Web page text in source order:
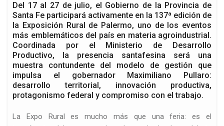
Del 17 al 27 de julio, el Gobierno de la Provincia de
Santa Fe participará activamente en la 137ª edición de
la Exposición Rural de Palermo, uno de los eventos
más emblemáticos del país en materia agroindustrial.
Coordinada por el Ministerio de Desarrollo
Productivo, la presencia santafesina será una
muestra contundente del modelo de gestión que
impulsa el gobernador Maximiliano Pullaro:
desarrollo territorial, innovación productiva,
protagonismo federal y compromiso con el trabajo.
La Expo Rural es mucho más que una feria: es el